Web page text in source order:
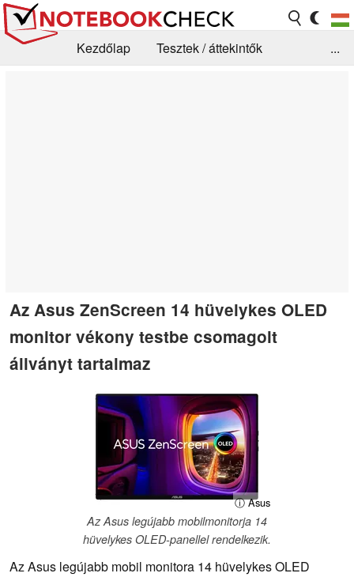
Kezdőlap
Tesztek / áttekintők
...
Az Asus ZenScreen 14 hüvelykes OLED
monitor vékony testbe csomagolt
állványt tartalmaz
ⓘ Asus
Az Asus legújabb mobilmonitorja 14
hüvelykes OLED-panellel rendelkezik.
Az Asus legújabb mobil monitora 14 hüvelykes OLED